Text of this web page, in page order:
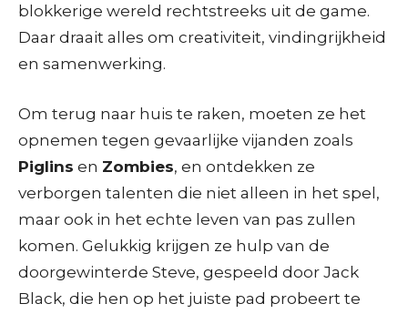
blokkerige wereld rechtstreeks uit de game.
Daar draait alles om creativiteit, vindingrijkheid
en samenwerking.
Om terug naar huis te raken, moeten ze het
opnemen tegen gevaarlijke vijanden zoals
Piglins en Zombies, en ontdekken ze
verborgen talenten die niet alleen in het spel,
maar ook in het echte leven van pas zullen
komen. Gelukkig krijgen ze hulp van de
doorgewinterde Steve, gespeeld door Jack
Black, die hen op het juiste pad probeert te